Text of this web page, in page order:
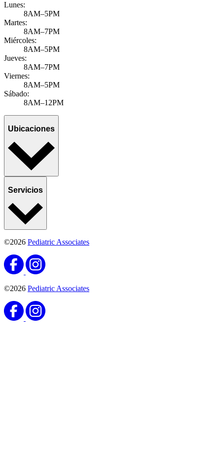
Lunes:
8AM–5PM
Martes:
8AM–7PM
Miércoles:
8AM–5PM
Jueves:
8AM–7PM
Viernes:
8AM–5PM
Sábado:
8AM–12PM
Ubicaciones
Servicios
©2026 Pediatric Associates
©2026 Pediatric Associates